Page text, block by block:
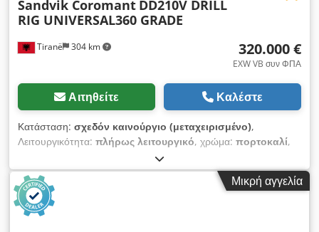
Tiranë 304 km
Sandvik Coromant DD210V DRILL
RIG UNIVERSAL360 GRADE
320.000 €
EXW VB συν ΦΠΑ
Αιτηθείτε Καλέστε
Κατάσταση: σχεδόν καινούργιο (μεταχειρισμένο),
Λειτουργικότητα: πλήρως λειτουργικό, χρώμα: πορτοκαλί,
, Η εταιρεία μας προσφέρει προς
πώληση Sandvik DD210V One Boom Face Drill Rig για
τοιχοποιητικές σήραγγες έως 25 m² UNIVERSAL 360 GRADE,
σε «άριστη» κατάσταση, αγορασμένο απευθείας από τη Γαλλία
και αχρησιμοποίητο. Ο λόγος πώλησης είναι η αναβολή
Μικρή αγγελία